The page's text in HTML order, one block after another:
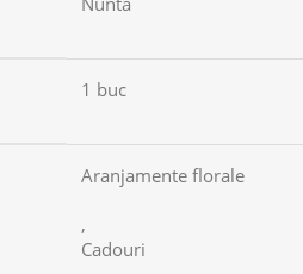
1 buc
Aranjamente florale
,
Cadouri